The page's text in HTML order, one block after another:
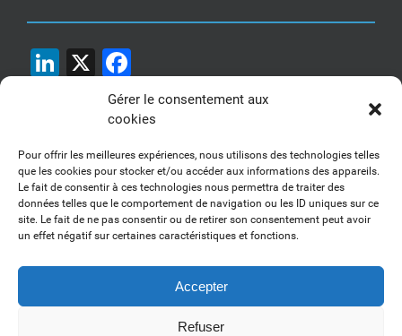
Gérer le consentement aux
cookies
Pour offrir les meilleures expériences, nous utilisons des technologies telles
que les cookies pour stocker et/ou accéder aux informations des appareils.
Le fait de consentir à ces technologies nous permettra de traiter des
données telles que le comportement de navigation ou les ID uniques sur ce
site. Le fait de ne pas consentir ou de retirer son consentement peut avoir
un effet négatif sur certaines caractéristiques et fonctions.
Accepter
Refuser
LinkedIn
X
1, 2, 3... Buzzez !
Découvrez nos kits communication